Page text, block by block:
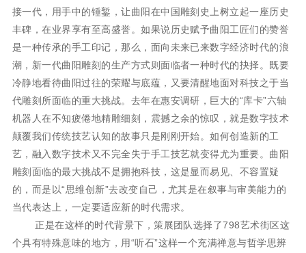
接一代，用手中的锤錾，让曲阳在中国雕刻史上树立起一座历史
丰碑，在业界享有至高盛誉。如果说历史赋予曲阳工匠们的赞誉
是一种传承的手工印记，那么，面向未来已来数字经济时代的浪
潮，新一代曲阳雕刻的生产方式则面临者一种时代的抉择。既要
冷静地看待曲阳过往的荣耀与底蕴，又要清醒地面对科技之于当
代雕刻所面临的重大挑战。去年在惠安调研，巨大的“库卡”六轴
机器人在不知疲倦地精雕细刻，震撼之余的惊叹，就是数字技术
颠覆我们传统技艺认知的故事只是刚刚开始。如何创造新的工
艺，融入数字技术又不完全失于手工技艺就变得尤为重要。曲阳
雕刻面临的最大挑战不是拥抱科技，这是显而易见、不容置疑
的，而是以“思维创新”去改变自己，尤其是在叙事与审美能力的
当代表达上，一定要适应新的时代需求。
正是在这样的时代背景下，策展团队选择了798艺术街区这
个具有特殊意味的地方，用“听石”这样一个充满禅意与哲学思辨